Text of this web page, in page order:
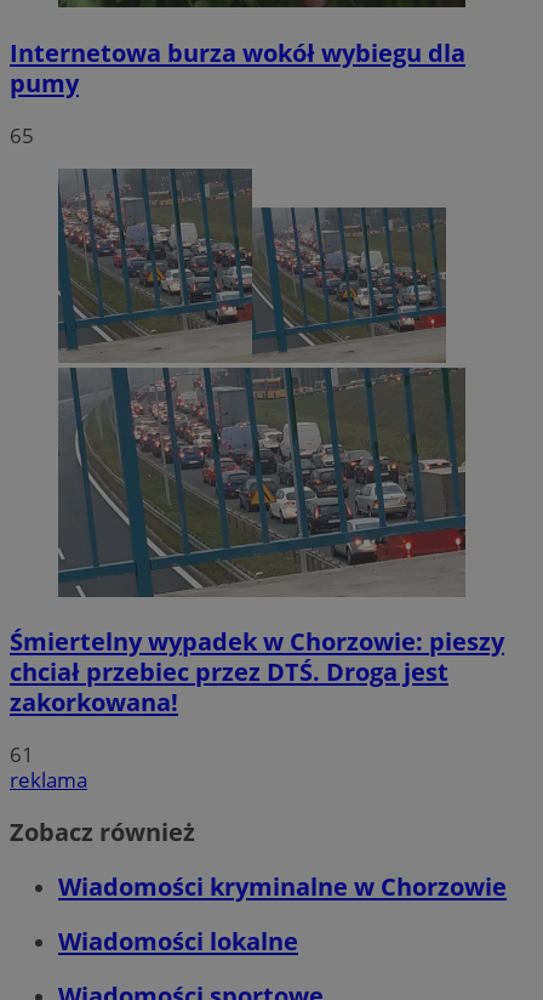
Internetowa burza wokół wybiegu dla
pumy
65
Śmiertelny wypadek w Chorzowie: pieszy
chciał przebiec przez DTŚ. Droga jest
zakorkowana!
61
reklama
Zobacz również
Wiadomości kryminalne w Chorzowie
Wiadomości lokalne